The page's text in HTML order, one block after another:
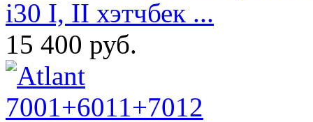
i30 I, II хэтчбек ...
15 400 руб.